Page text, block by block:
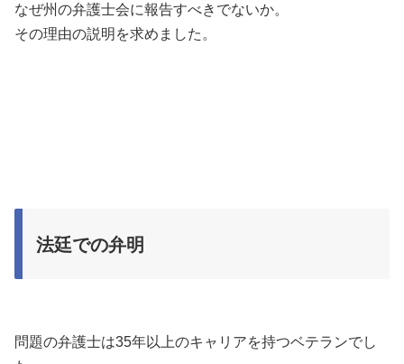
なぜ州の弁護士会に報告すべきでないか。
その理由の説明を求めました。
法廷での弁明
問題の弁護士は35年以上のキャリアを持つベテランでし